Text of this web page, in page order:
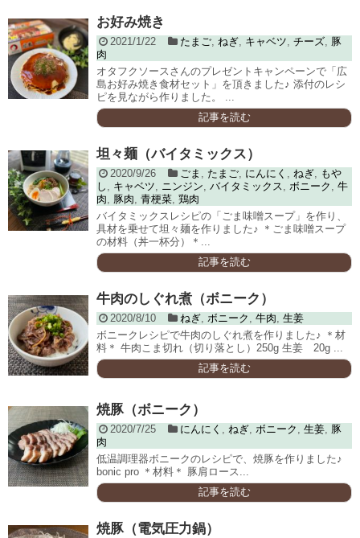
お好み焼き
2021/1/22 たまご, ねぎ, キャベツ, チーズ, 豚
肉
オタフクソースさんのプレゼントキャンペーンで「広
島お好み焼き食材セット」を頂きました♪ 添付のレシ
ピを見ながら作りました。 ...
記事を読む
坦々麺（バイタミックス）
2020/9/26 ごま , たまご, にんにく , ねぎ, もや
し , キャベツ, ニンジン, バイタミックス, ボニーク , 牛
肉, 豚肉, 青梗菜, 鶏肉
バイタミックスレシピの「ごま味噌スープ」を作り、
具材を乗せて坦々麺を作りました♪ ＊ごま味噌スープ
の材料（丼一杯分）＊...
記事を読む
牛肉のしぐれ煮（ボニーク）
2020/8/10 ねぎ, ボニーク , 牛肉, 生姜
ボニークレシピで牛肉のしぐれ煮を作りました♪ ＊材
料＊ 牛肉こま切れ（切り落とし）250g 生姜 20g ...
記事を読む
焼豚（ボニーク）
2020/7/25 にんにく , ねぎ, ボニーク , 生姜, 豚
肉
低温調理器ボニークのレシピで、焼豚を作りました♪
bonic pro ＊材料＊ 豚肩ロース...
記事を読む
焼豚（電気圧力鍋）